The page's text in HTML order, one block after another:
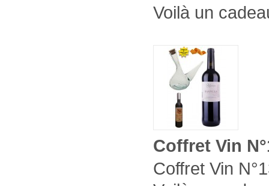
Voilà un
Coffret Vin
Coffret Vin